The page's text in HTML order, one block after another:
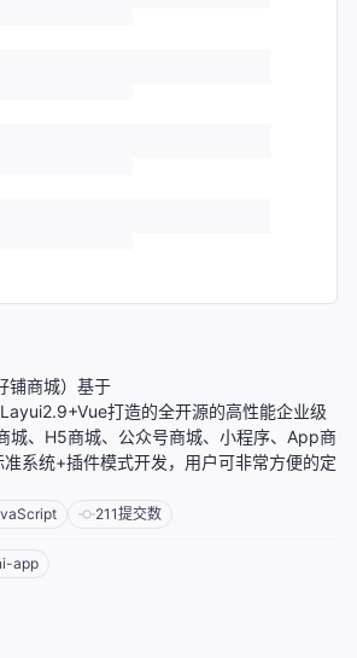
铺商城）基于
打造的全开源的高性能企业级
城、H5商城、公众号商城、小程序、App商
系统+插件模式开发，用户可非常方便的定
211提交数
app